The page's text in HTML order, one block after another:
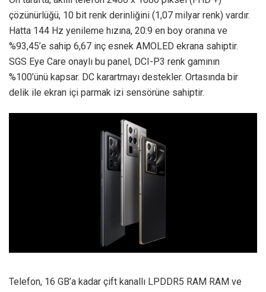
çözünürlüğü, 10 bit renk derinliğini (1,07 milyar renk) vardır.
Hatta 144 Hz yenileme hızına, 20:9 en boy oranına ve
%93,45’e sahip 6,67 inç esnek AMOLED ekrana sahiptir.
SGS Eye Care onaylı bu panel, DCI-P3 renk gamının
%100’ünü kapsar. DC karartmayı destekler. Ortasında bir
delik ile ekran içi parmak izi sensörüne sahiptir.
Telefon, 16 GB’a kadar çift kanallı LPDDR5 RAM RAM ve